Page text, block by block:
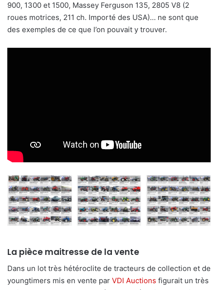
900, 1300 et 1500, Massey Ferguson 135, 2805 V8 (2
roues motrices, 211 ch. Importé des USA)… ne sont que
des exemples de ce que l’on pouvait y trouver.
La pièce maitresse de la vente
Dans un lot très hétéroclite de tracteurs de collection et de
youngtimers mis en vente par VDI Auctions figurait un très